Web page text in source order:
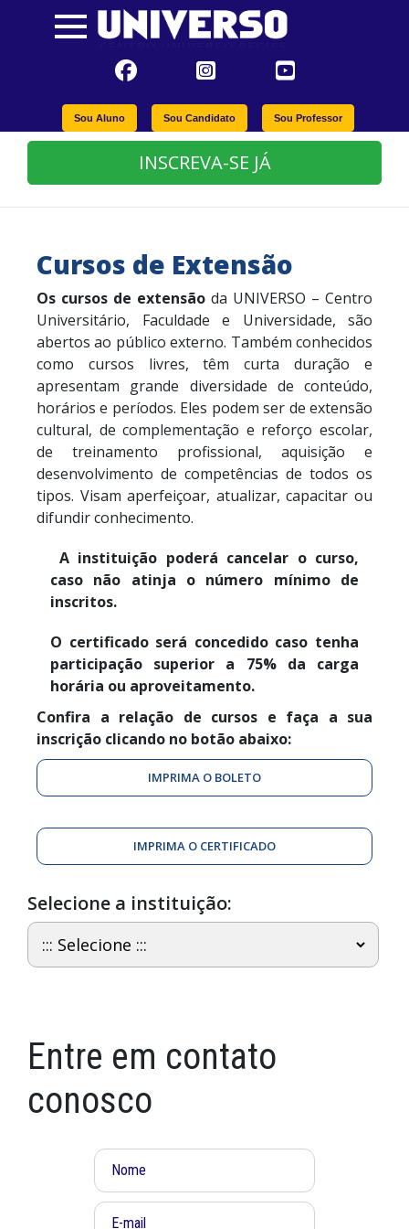
Sou Aluno Sou Candidato Sou Professor
INSCREVA-SE JÁ
Cursos de Extensão
Os cursos de extensão da UNIVERSO – Centro
Universitário, Faculdade e Universidade, são
abertos ao público externo. Também conhecidos
como cursos livres, têm curta duração e
apresentam grande diversidade de conteúdo,
horários e períodos. Eles podem ser de extensão
cultural, de complementação e reforço escolar,
de treinamento profissional, aquisição e
desenvolvimento de competências de todos os
tipos. Visam aperfeiçoar, atualizar, capacitar ou
difundir conhecimento.
A instituição poderá cancelar o curso,
caso não atinja o número mínimo de
inscritos.
O certificado será concedido caso tenha
participação superior a 75% da carga
horária ou aproveitamento.
Confira a relação de cursos e faça a sua
inscrição clicando no botão abaixo:
IMPRIMA O BOLETO
IMPRIMA O CERTIFICADO
Selecione a instituição:
Entre em contato
conosco